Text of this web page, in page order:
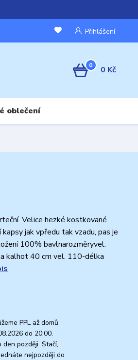
Přihlášení
0 0 Kč
oblečení
Velice hezké kostkované
jak vpředu tak vzadu, pas je
100% bavlnarozměryvel.
kalhot 40 cm vel. 110-délka
PPL až domů
do 20:00.
později. Stačí,
nejpozději do